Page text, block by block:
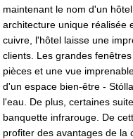
maintenant le nom d'un
architecture unique réalisée
cuivre, l'hôtel laisse une
clients. Les grandes
pièces et une vue
d'un espace bien-être -
l'eau. De plus, certaines
banquette infrarouge. De
profiter des avantages de la